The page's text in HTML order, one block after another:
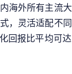
海外所有主流
，灵活适配不
回报比平均可